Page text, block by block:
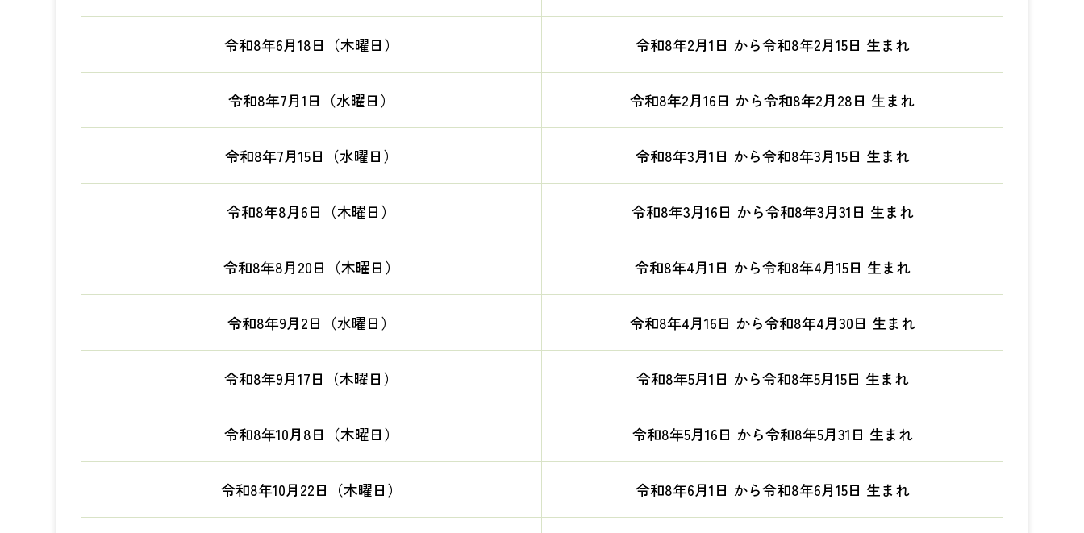
令和8年6月18日（木曜日） 令和8年2月1日 から令和8年2月15日 生まれ
令和8年7月1日（水曜日） 令和8年2月16日 から令和8年2月28日 生まれ
令和8年7月15日（水曜日） 令和8年3月1日 から令和8年3月15日 生まれ
令和8年8月6日（木曜日） 令和8年3月16日 から令和8年3月31日 生まれ
令和8年8月20日（木曜日） 令和8年4月1日 から令和8年4月15日 生まれ
令和8年9月2日（水曜日） 令和8年4月16日 から令和8年4月30日 生まれ
令和8年9月17日（木曜日） 令和8年5月1日 から令和8年5月15日 生まれ
令和8年10月8日（木曜日） 令和8年5月16日 から令和8年5月31日 生まれ
令和8年10月22日（木曜日） 令和8年6月1日 から令和8年6月15日 生まれ